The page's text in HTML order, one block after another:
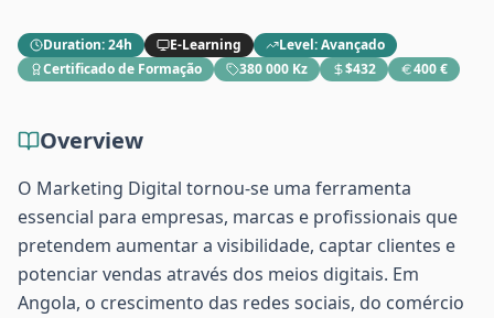
Duration:24h E-Learning Level:Avançado
Certificado de Formação
380 000 Kz $432 400 €
Overview
O Marketing Digital tornou-se uma ferramenta
essencial para empresas, marcas e profissionais que
pretendem aumentar a visibilidade, captar clientes e
potenciar vendas através dos meios digitais. Em
Angola, o crescimento das redes sociais, do comércio